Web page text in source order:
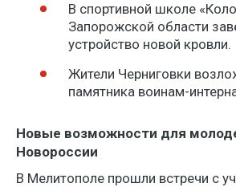
В спортивной школе
Запорожской области
устройство новой кровли.
Жители Черниговки
памятника воинам-
Новые возможности для
Новороссии
В Мелитополе прошли встречи с